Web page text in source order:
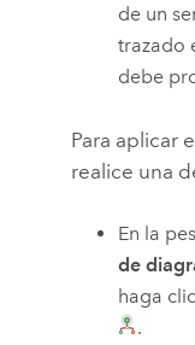
de un
trazado
debe
Para aplicar
realice una
En la
de
haga
.